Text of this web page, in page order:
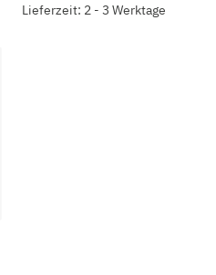
Lieferzeit: 2 - 3 Werktage